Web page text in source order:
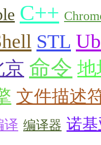
C++
STL
京 命令 地
文件描述
译 编译器 诺